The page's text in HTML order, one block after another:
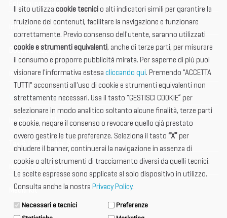
Info utili
Documentazione
Informazione importante
Vetrina Espositori
International Club
Tax & Legal Global Services
News e Comunicati
Media Kit
Il sito utilizza cookie tecnicio alti indicatori simili per garantire la
fruizione dei contenuti, facilitare la navigazione e funzionare
correttamente. Previo consenso dell'utente, saranno utilizzati
cookie e strumenti equivalenti, anche di terze parti, per misurare
il consumo e proporre pubblicità mirata. Per saperne di più puoi
visionare l'informativa estesa cliccando qui. Premendo "ACCETTA
TUTTI" acconsenti all'uso di cookie e strumenti equivalenti non
strettamente necessari. Usa il tasto "GESTISCI COOKIE” per
selezionare in modo analitico soltanto alcune finalità, terze parti
e cookie, negare il consenso o revocare quello già prestato
ovvero gestire le tue preferenze. Seleziona il tasto “X” per
chiudere il banner, continuerai la navigazione in assenza di
cookie o altri strumenti di tracciamento diversi da quelli tecnici.
Le scelte espresse sono applicate al solo dispositivo in utilizzo.
Consulta anche la nostra Privacy Policy.
Necessari e tecnici
Preferenze